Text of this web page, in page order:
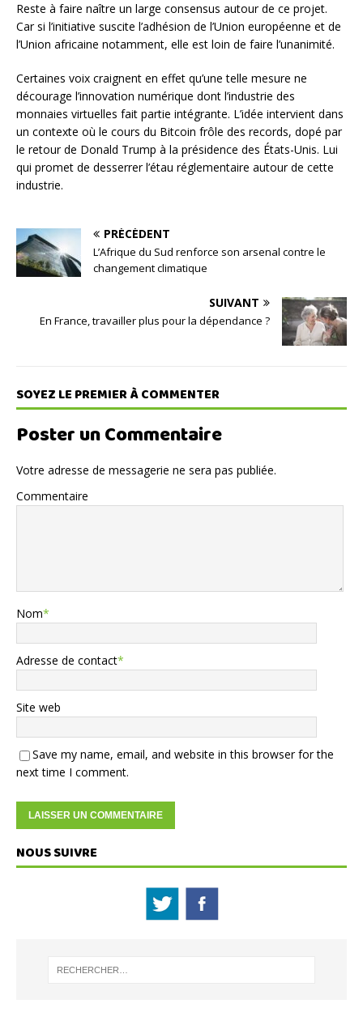
Reste à faire naître un large consensus autour de ce projet.
Car si l’initiative suscite l’adhésion de l’Union européenne et de
l’Union africaine notamment, elle est loin de faire l’unanimité.
Certaines voix craignent en effet qu’une telle mesure ne
décourage l’innovation numérique dont l’industrie des
monnaies virtuelles fait partie intégrante. L’idée intervient dans
un contexte où le cours du Bitcoin frôle des records, dopé par
le retour de Donald Trump à la présidence des États-Unis. Lui
qui promet de desserrer l’étau réglementaire autour de cette
industrie.
PRÉCÉDENT
L’Afrique du Sud renforce son arsenal contre le
changement climatique
SUIVANT
En France, travailler plus pour la dépendance ?
SOYEZ LE PREMIER À COMMENTER
Poster un Commentaire
Votre adresse de messagerie ne sera pas publiée.
Commentaire
Nom*
Adresse de contact*
Site web
Save my name, email, and website in this browser for the
next time I comment.
NOUS SUIVRE